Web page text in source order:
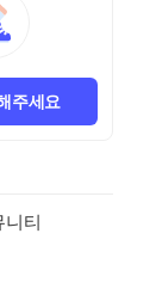
주세요
니티